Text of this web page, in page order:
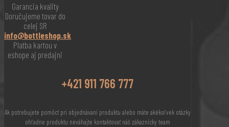
Garancia kvality
Doručujeme tovar do
celej SR
info@bottleshop.sk
Platba kartou v
eshope aj predajni
+421 911 766 777
Ak potrebujete pomôcť pri objednávaní produktu alebo máte akékoľvek otázky
ohľadne produktu neváhajte kontaktovať náš zákaznícky team